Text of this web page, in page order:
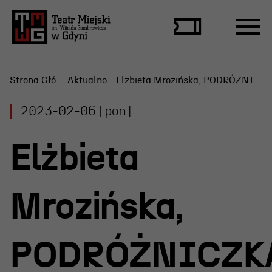
Scena Letnia
Bilety
Elżbieta Mrozińska, PODRÓŻNICZKA/ MAGDA
2023-02-06 [pon]
Elżbieta
Mrozińska,